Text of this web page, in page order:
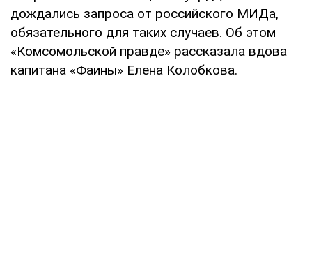
дождались запроса от российского МИДа,
обязательного для таких случаев. Об этом
«Комсомольской правде» рассказала вдова
капитана «Фаины» Елена Колобкова.